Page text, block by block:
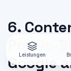
6.
Praxis-
Google
Leistungen